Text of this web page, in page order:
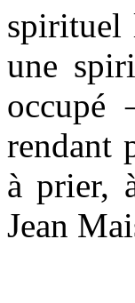
spirituel
une
occupé
rendant
à prier,
Jean